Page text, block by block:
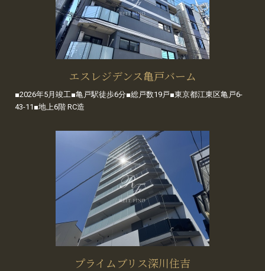
エスレジデンス亀戸バーム
■2026年5月竣工■亀戸駅徒歩6分■総戸数19戸■東京都江東区亀戸6-
43-11■地上6階 RC造
プライムブリス深川住吉